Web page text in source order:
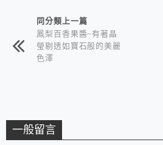
同分類上一篇
鳳梨百香果醬~有著晶
瑩剔透如寶石般的美麗
色澤
一般留言